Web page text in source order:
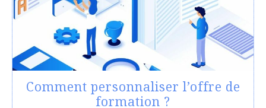
Comment personnaliser l’offre de
formation ?